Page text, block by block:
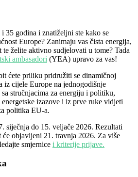
35 godina i znatiželjni ste kako se
Europe? Zanimaju vas čista energija,
želite aktivno sudjelovati u tome? Tada
ambasadori (YEA) upravo za vas!
ćete priliku pridružiti se dinamičnoj
iz cijele Europe na jednogodišnje
sa stručnjacima za energiju i politiku,
izazove i iz prve ruke vidjeti
politika EU-a.
siječnja do 15. veljače 2026. Rezultati
će objavljeni 21. travnja 2026. Za više
smjernice i kriterije prijave.